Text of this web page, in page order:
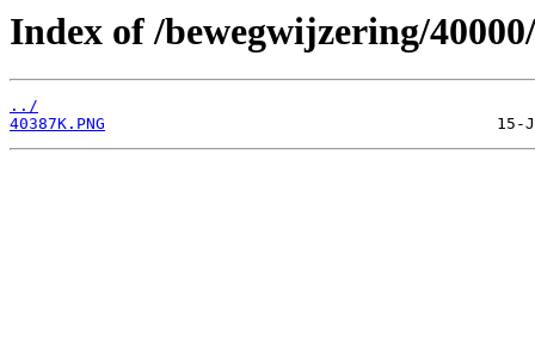
Index of /bewegwijzering/
../
40387K.PNG